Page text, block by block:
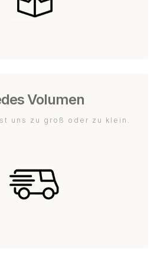
Volumen
uns zu groß oder zu klein.